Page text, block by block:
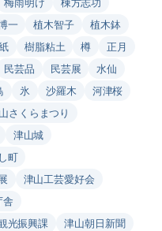
一 植木智子
植木鉢
樹脂粘土 樽
正月
民芸品 民芸展
水仙
氷 沙羅木
河津桜
さくらまつり
津山城
町
津山工芸愛好会
舎
光振興課
津山朝日新聞